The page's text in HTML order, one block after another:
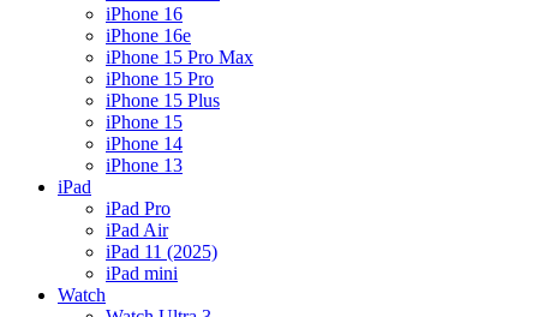
iPhone 16
iPhone 16e
iPhone 15 Pro Max
iPhone 15 Pro
iPhone 15 Plus
iPhone 15
iPhone 14
iPhone 13
iPad
iPad Pro
iPad Air
iPad 11 (2025)
iPad mini
Watch